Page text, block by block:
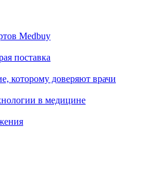
Medbuy
поставка
которому доверяют врачи
в медицине